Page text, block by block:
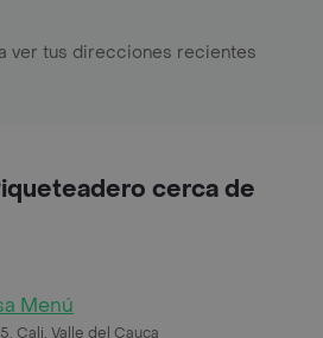
ver tus direcciones recientes
cerca de
Menú
Cali, Valle del Cauca